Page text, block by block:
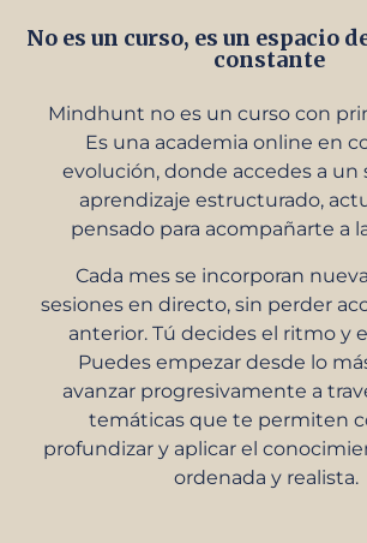
No es un curso, es un espacio
constante
Mindhunt no es un curso con
Es una academia online en
evolución, donde accedes a un
aprendizaje estructurado,
pensado para acompañarte a
Cada mes se incorporan
sesiones en directo, sin perder
anterior. Tú decides el ritmo y
Puedes empezar desde lo
avanzar progresivamente a
temáticas que te permiten
profundizar y aplicar el
ordenada y realista.